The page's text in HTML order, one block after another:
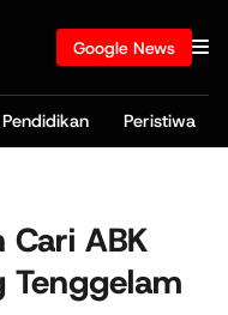
Google News
Pendidikan Peristiwa
Cari ABK
Tenggelam